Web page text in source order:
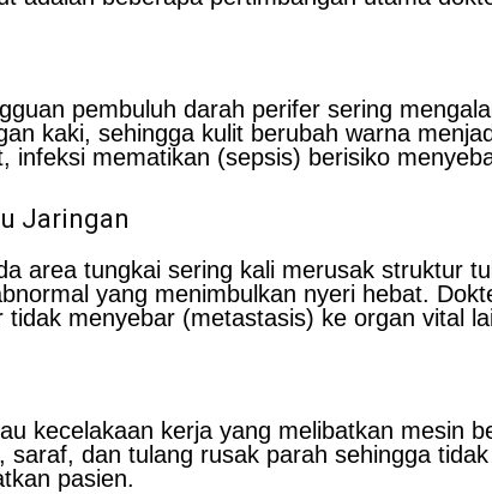
pembuluh darah perifer sering
kaki, sehingga kulit berubah warna
infeksi mematikan (sepsis) berisiko
Jaringan
area tungkai sering kali merusak struktur
yang menimbulkan nyeri hebat.
menyebar (metastasis) ke organ vital
kecelakaan kerja yang melibatkan mesin
saraf, dan tulang rusak parah sehingga
pasien.